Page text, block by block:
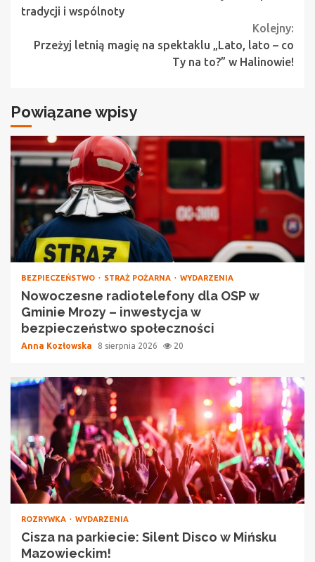
Reading
tradycji i wspólnoty
Kolejny:
Przeżyj letnią magię na spektaklu „Lato, lato – co
Ty na to?” w Halinowie!
Powiązane wpisy
BEZPIECZEŃSTWO STRAŻ POŻARNA WYDARZENIA
Nowoczesne radiotelefony dla OSP w
Gminie Mrozy – inwestycja w
bezpieczeństwo społeczności
Anna Kozłowska 8 sierpnia 2026 20
ROZRYWKA WYDARZENIA
Cisza na parkiecie: Silent Disco w Mińsku
Mazowieckim!